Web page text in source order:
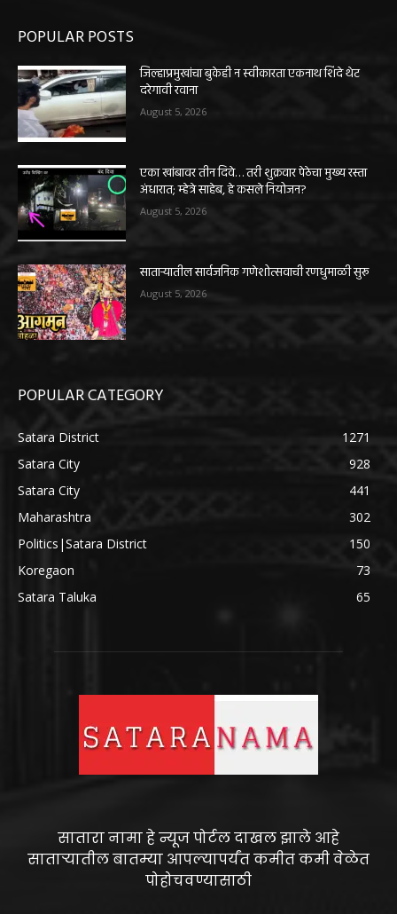
POPULAR POSTS
जिल्हाप्रमुखांचा बुकेही न स्वीकारता एकनाथ शिंदे थेट
दरेगावी रवाना
August 5, 2026
एका खांबावर तीन दिवे… तरी शुक्रवार पेठेचा मुख्य रस्ता
अंधारात; म्हेत्रे साहेब, हे कसले नियोजन?
August 5, 2026
साताऱ्यातील सार्वजनिक गणेशोत्सवाची रणधुमाळी सुरू
August 5, 2026
POPULAR CATEGORY
Satara District
1271
Satara City
928
Satara City
441
Maharashtra
302
Politics|Satara District
150
Koregaon
73
Satara Taluka
65
सातारा नामा हे न्यूज पोर्टल दाखल झाले आहे
साताऱ्यातील बातम्या आपल्यापर्यंत कमीत कमी वेळेत
पोहोचवण्यासाठी